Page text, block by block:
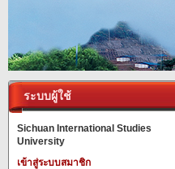
ระบบผู้ใช้
Sichuan International Studies
University
เข้าสู่ระบบสมาชิก